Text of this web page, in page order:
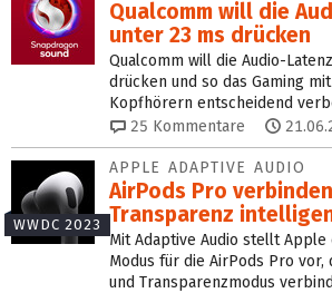
Qualcomm will die
unter 23 ms drücken
Qualcomm will die Audio-
drücken und so das Gaming
Kopfhörern entscheidend
25 Kommentare
WWDC 2023
APPLE ADAPTIVE AUDIO
AirPods Pro verbinden
Transparenz
Mit Adaptive Audio stellt Apple
Modus für die AirPods Pro
und Transparenzmodus